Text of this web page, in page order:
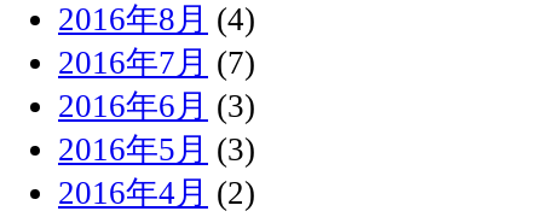
2016年8月 (4)
2016年7月 (7)
2016年6月 (3)
2016年5月 (3)
2016年4月 (2)